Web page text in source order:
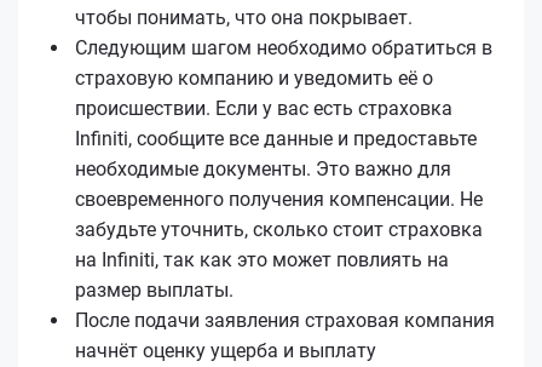
чтобы понимать, что она покрывает.
Следующим шагом необходимо обратиться в
страховую компанию и уведомить её о
происшествии. Если у вас есть страховка
Infiniti, сообщите все данные и предоставьте
необходимые документы. Это важно для
своевременного получения компенсации. Не
забудьте уточнить, сколько стоит страховка
на Infiniti, так как это может повлиять на
размер выплаты.
После подачи заявления страховая компания
начнёт оценку ущерба и выплату